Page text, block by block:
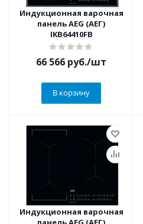
Индукционная варочная
панель AEG (АЕГ)
IKB64410FB
66 566 руб./шт
В корзину
Индукционная варочная